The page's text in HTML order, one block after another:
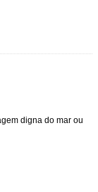
digna do mar ou